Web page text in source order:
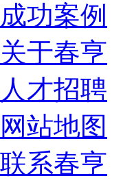
成功案例
关于春亨
人才招聘
网站地图
联系春亨